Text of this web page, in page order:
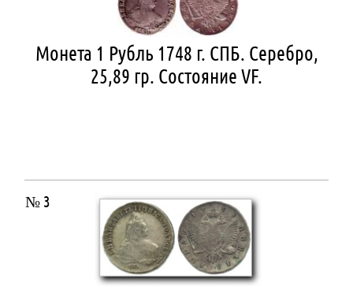
Монета 1 Рубль 1748 г. СПБ. Серебро,
25,89 гр. Состояние VF.
№ 3